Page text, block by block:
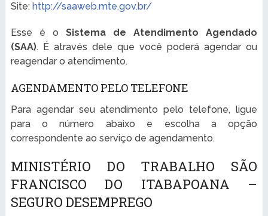
Site: http://saaweb.mte.gov.br/
Esse é o Sistema de Atendimento Agendado
(SAA). É através dele que você poderá agendar ou
reagendar o atendimento.
AGENDAMENTO PELO TELEFONE
Para agendar seu atendimento pelo telefone, ligue
para o número abaixo e escolha a opção
correspondente ao serviço de agendamento.
MINISTÉRIO DO TRABALHO SÃO
FRANCISCO DO ITABAPOANA –
SEGURO DESEMPREGO